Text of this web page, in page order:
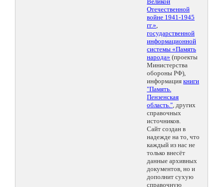
Отечественной
войне 1941-1945
гг.»,
государственной
информационной
системы «Память
народа» (проекты
Министерства
обороны РФ),
информация книги
"Память.
Пензенская
область.", других
справочных
источников.
Сайт создан в
надежде на то, что
каждый из нас не
только внесёт
данные архивных
документов, но и
дополнит сухую
справочную